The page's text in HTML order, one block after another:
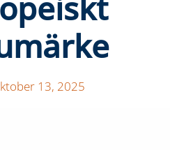
13, 2025